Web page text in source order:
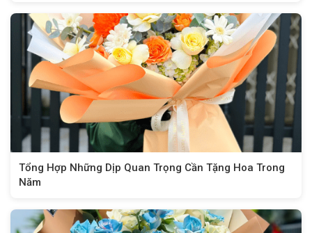
Tổng Hợp Những Dịp Quan Trọng Cần Tặng Hoa Trong
Năm